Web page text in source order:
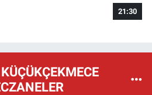
21:30